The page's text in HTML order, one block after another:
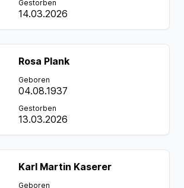
Gestorben
14.03.2026
Rosa Plank
Geboren
04.08.1937
Gestorben
13.03.2026
Karl Martin Kaserer
Geboren